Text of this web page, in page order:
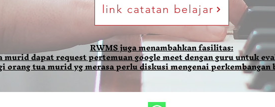
link catatan belajar
RWMS juga menambahkan fasilitas:
murid dapat request pertemuan google meet dengan guru untuk
orang tua murid yg merasa perlu diskusi mengenai perkembangan